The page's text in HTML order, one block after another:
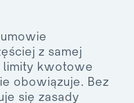
z samej
limity kwotowe
obowiązuje. Bez
się zasady